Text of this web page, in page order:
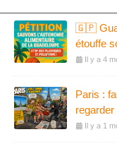
🇬🇵
étouffe
Il y a 4
Paris :
regarder
Il y a 1